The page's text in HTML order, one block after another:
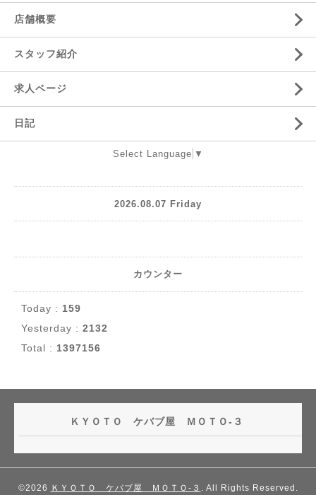
店舗概要
スタッフ紹介
求人ページ
日記
Select Language ▼
2026.08.07 Friday
カウンター
Today : 159
Yesterday : 2132
Total : 1397156
ＫＹＯＴＯ ケバブ屋 ＭＯＴＯ-３
©2026 ＫＹＯＴＯ ケバブ屋 ＭＯＴＯ-３ . All Rights Reserved.